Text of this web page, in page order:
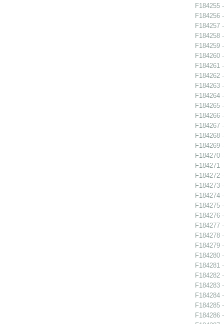
F184255
F184256
F184257
F184258
F184259
F184260
F184261
F184262
F184263
F184264
F184265
F184266
F184267
F184268
F184269
F184270
F184271
F184272
F184273
F184274
F184275
F184276
F184277
F184278
F184279
F184280
F184281
F184282
F184283
F184284
F184285
F184286